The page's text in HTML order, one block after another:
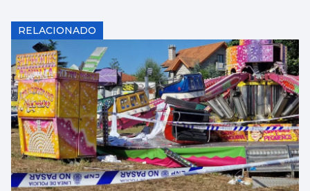
RELACIONADO